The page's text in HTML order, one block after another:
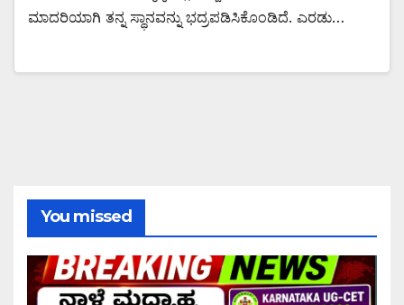
ಮಾದರಿಯಾಗಿ ತನ್ನ ಸ್ಥಾನವನ್ನು ಭದ್ರಪಡಿಸಿಕೊಂಡಿದೆ. ಎರಡು…
You missed